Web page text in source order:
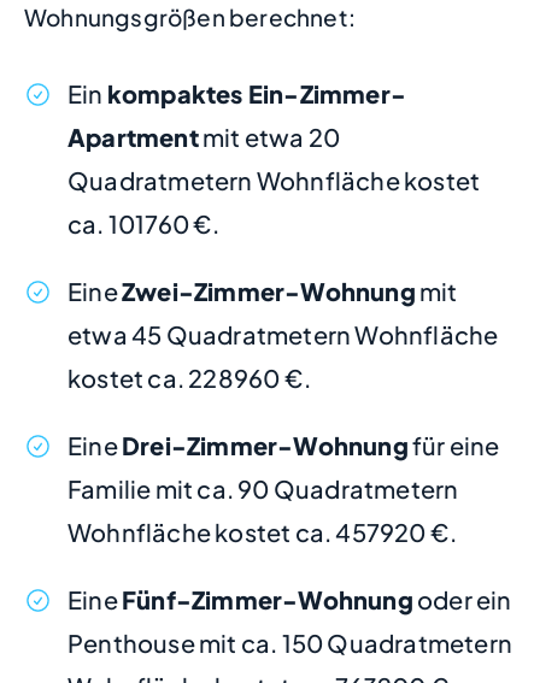
Wohnungsgrößen berechnet:
Ein kompaktes Ein-Zimmer-
Apartmentmit etwa 20
Quadratmetern Wohnfläche kostet
ca. 101760 €.
EineZwei-Zimmer-Wohnung mit
etwa 45 Quadratmetern Wohnfläche
kostet ca. 228960 €.
EineDrei-Zimmer-Wohnungfür eine
Familie mit ca. 90 Quadratmetern
Wohnfläche kostet ca. 457920 €.
EineFünf-Zimmer-Wohnung oder ein
Penthouse mit ca. 150 Quadratmetern